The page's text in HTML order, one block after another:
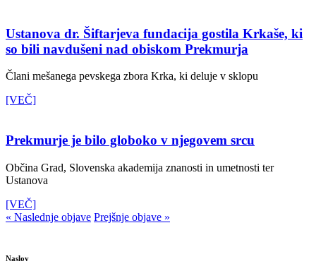
Ustanova dr. Šiftarjeva fundacija gostila Krkaše, ki
so bili navdušeni nad obiskom Prekmurja
Člani mešanega pevskega zbora Krka, ki deluje v sklopu
[VEČ]
Prekmurje je bilo globoko v njegovem srcu
Občina Grad, Slovenska akademija znanosti in umetnosti ter
Ustanova
[VEČ]
« Naslednje objave Prejšnje objave »
Naslov